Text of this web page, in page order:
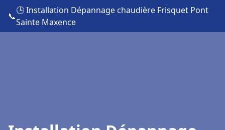
📞
🕒 Installation Dépannage chaudière Frisquet Pont
Sainte Maxence